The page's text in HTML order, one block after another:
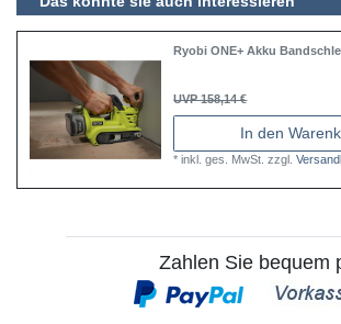
Ryobi ONE+ Akku
UVP 158,14 €
In den
*inkl. ges. MwSt. zzgl.
Zahlen Sie bequem